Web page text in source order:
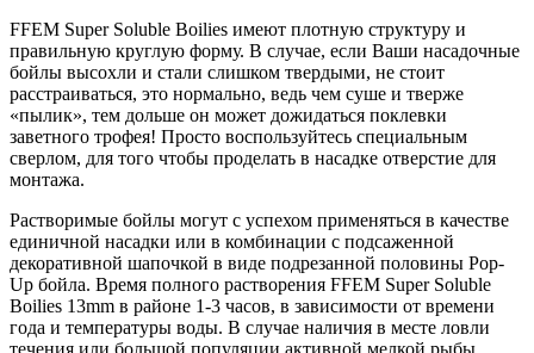
FFEM Super Soluble Boilies имеют плотную структуру и
правильную круглую форму. В случае, если Ваши насадочные
бойлы высохли и стали слишком твердыми, не стоит
расстраиваться, это нормально, ведь чем суше и тверже
«пылик», тем дольше он может дожидаться поклевки
заветного трофея! Просто воспользуйтесь специальным
сверлом, для того чтобы проделать в насадке отверстие для
монтажа.
Растворимые бойлы могут с успехом применяться в качестве
единичной насадки или в комбинации с подсаженной
декоративной шапочкой в виде подрезанной половины Pop-
Up бойла. Время полного растворения FFEM Super Soluble
Boilies 13mm в районе 1-3 часов, в зависимости от времени
года и температуры воды. В случае наличия в месте ловли
течения или большой популяции активной мелкой рыбы